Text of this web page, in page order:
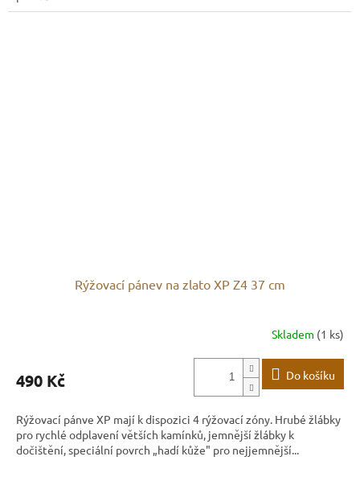
Rýžovací pánev na zlato XP Z4 37 cm
Skladem (1 ks)
490 Kč Do košíku
Rýžovací pánve XP mají k dispozici 4 rýžovací zóny. Hrubé žlábky
pro rychlé odplavení větších kamínků, jemnější žlábky k
dočištění, speciální povrch „hadí kůže" pro nejjemnější...